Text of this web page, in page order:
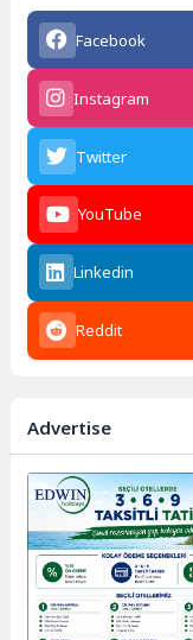
Facebook
Instagram
Twitter
YouTube
Linkedin
Reddit
Advertise